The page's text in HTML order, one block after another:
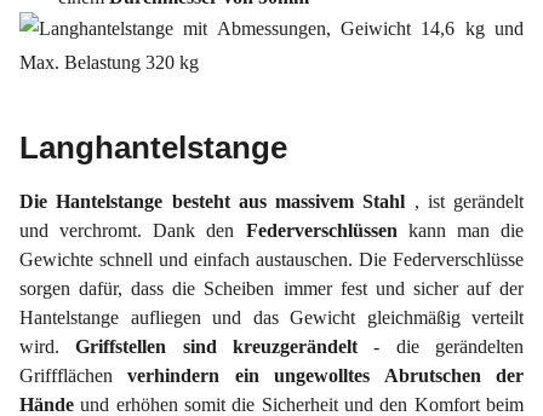
Langhantelstange
Die Hantelstange besteht aus massivem Stahl , ist gerändelt
und verchromt. Dank den Federverschlüssen kann man die
Gewichte schnell und einfach austauschen. Die Federverschlüsse
sorgen dafür, dass die Scheiben immer fest und sicher auf der
Hantelstange aufliegen und das Gewicht gleichmäßig verteilt
wird.Griffstellen sind kreuzgerändelt- die gerändelten
Griffflächenverhindern ein ungewolltes Abrutschen der
Händeund erhöhen somit die Sicherheit und den Komfort beim